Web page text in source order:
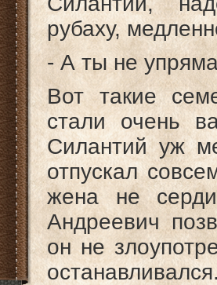
рубаху,
- А ты не
Вот такие
стали очень
Силантий уж
отпускал
жена не
Андреевич
он не